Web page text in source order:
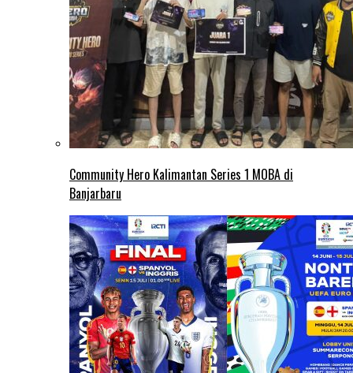
Community Hero Kalimantan Series 1 MOBA di
Banjarbaru